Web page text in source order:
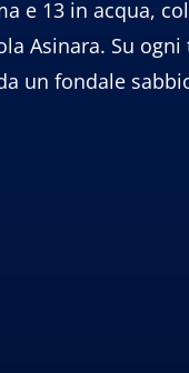
e 13 in acqua,
Asinara. Su
un fondale